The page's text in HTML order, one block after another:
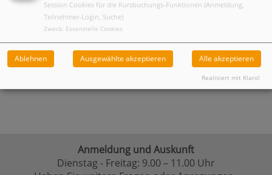
Warenkorb
Kurs ist ausgebucht - auf Warteliste anmelden
Anmeldung und Auskunft
Dienstag - Freitag: 9.00 – 11.00 Uhr
Session Cookies für die Kursbuchungs-Funktionen (Anmeldung,
Teilnehmer-Login, Suche)
Zweck: Essenzielle Cookies
Ablehnen Ausgewählte akzeptieren Alle akzeptieren
Realisiert mit Klaro!